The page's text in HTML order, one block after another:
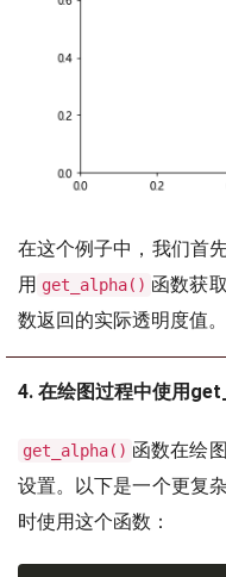
在这个例子中，我们首
用 get_alpha() 函数获
数返回的实际透明度值。
4. 在绘图过程中使用
get_alpha() 函数在绘
设置。以下是一个更复
时使用这个函数：